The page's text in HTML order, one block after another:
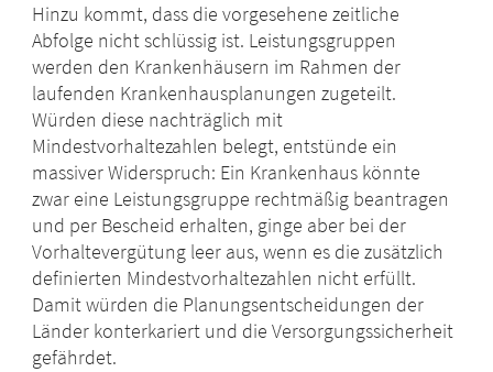
Hinzu kommt, dass die vorgesehene zeitliche
Abfolge nicht schlüssig ist. Leistungsgruppen
werden den Krankenhäusern im Rahmen der
laufenden Krankenhausplanungen zugeteilt.
Würden diese nachträglich mit
Mindestvorhaltezahlen belegt, entstünde ein
massiver Widerspruch: Ein Krankenhaus könnte
zwar eine Leistungsgruppe rechtmäßig beantragen
und per Bescheid erhalten, ginge aber bei der
Vorhaltevergütung leer aus, wenn es die zusätzlich
definierten Mindestvorhaltezahlen nicht erfüllt.
Damit würden die Planungsentscheidungen der
Länder konterkariert und die Versorgungssicherheit
gefährdet.